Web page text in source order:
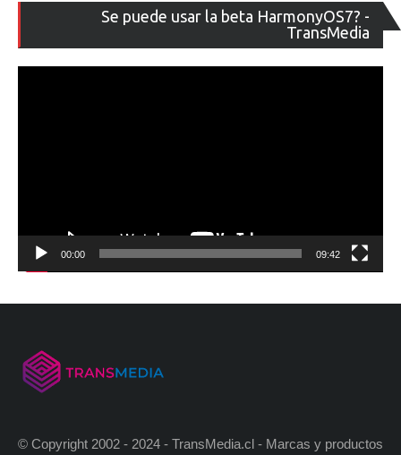
Se puede usar la beta HarmonyOS7? -
TransMedia
de
00:00 09:42
© Copyright 2002 - 2024 - TransMedia.cl - Marcas y productos